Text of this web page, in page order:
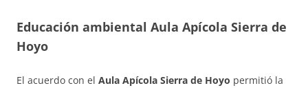
Educación ambiental Aula Apícola Sierra de
Hoyo
El acuerdo con el Aula Apícola Sierra de Hoyo permitió la